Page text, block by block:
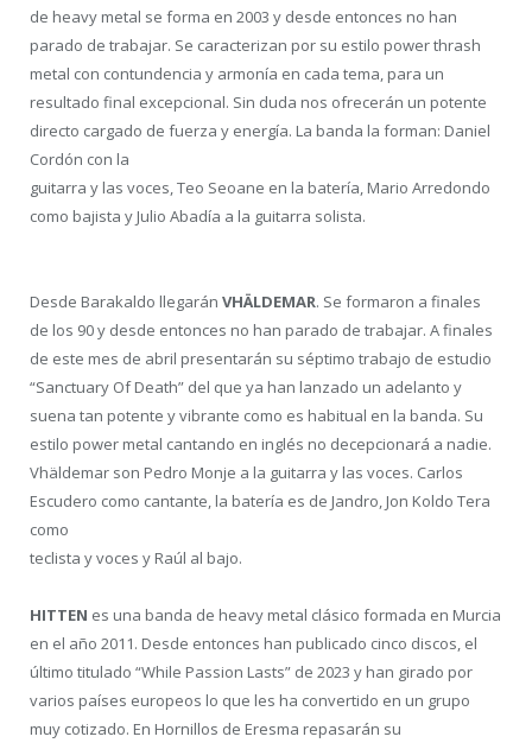
de heavy metal se forma en 2003 y desde entonces no han
parado de trabajar. Se caracterizan por su estilo power thrash
metal con contundencia y armonía en cada tema, para un
resultado final excepcional. Sin duda nos ofrecerán un potente
directo cargado de fuerza y energía. La banda la forman: Daniel
Cordón con la
guitarra y las voces, Teo Seoane en la batería, Mario Arredondo
como bajista y Julio Abadía a la guitarra solista.
Desde Barakaldo llegarán VHÄLDEMAR. Se formaron a finales
de los 90 y desde entonces no han parado de trabajar. A finales
de este mes de abril presentarán su séptimo trabajo de estudio
“Sanctuary Of Death” del que ya han lanzado un adelanto y
suena tan potente y vibrante como es habitual en la banda. Su
estilo power metal cantando en inglés no decepcionará a nadie.
Vhäldemar son Pedro Monje a la guitarra y las voces. Carlos
Escudero como cantante, la batería es de Jandro, Jon Koldo Tera
como
teclista y voces y Raúl al bajo.
HITTEN es una banda de heavy metal clásico formada en Murcia
en el año 2011. Desde entonces han publicado cinco discos, el
último titulado “While Passion Lasts” de 2023 y han girado por
varios países europeos lo que les ha convertido en un grupo
muy cotizado. En Hornillos de Eresma repasarán su